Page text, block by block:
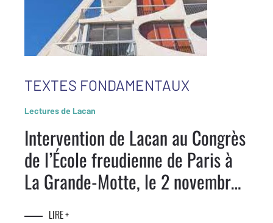
TEXTES FONDAMENTAUX
Lectures de Lacan
Intervention de Lacan au Congrès
de l’École freudienne de Paris à
La Grande-Motte, le 2 novembre
1973LIRE +